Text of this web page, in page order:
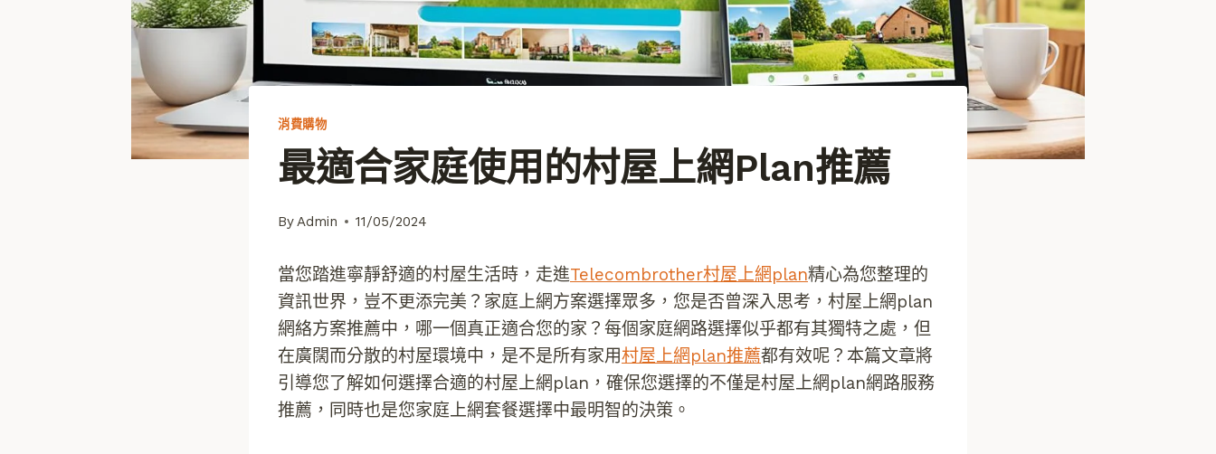
消費購物
最適合家庭使用的村屋上網plan推薦
By Admin 11/05/2024
當您踏進寧靜舒適的村屋生活時，走進Telecombrother村屋上網plan精心為您整理的
資訊世界，豈不更添完美？家庭上網方案選擇眾多，您是否曾深入思考，村屋上網plan
網絡方案推薦中，哪一個真正適合您的家？每個家庭網路選擇似乎都有其獨特之處，但
在廣闊而分散的村屋環境中，是不是所有家用村屋上網plan推薦都有效呢？本篇文章將
引導您了解如何選擇合適的村屋上網plan，確保您選擇的不僅是村屋上網plan網路服務
推薦，同時也是您家庭上網套餐選擇中最明智的決策。